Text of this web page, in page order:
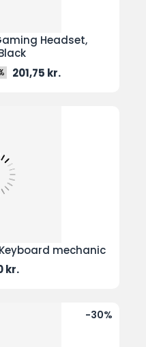
Headset,
Pris
201,75 kr.
mechanic
kr.
-30%